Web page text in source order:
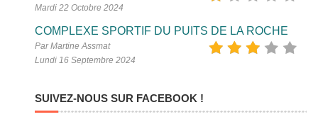
Mardi 22 Octobre 2024
COMPLEXE SPORTIF DU PUITS DE LA ROCHE
Par Martine Assmat
Lundi 16 Septembre 2024
SUIVEZ-NOUS SUR FACEBOOK !